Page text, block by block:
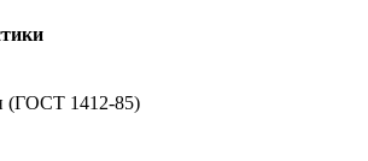
(ГОСТ 1412-85)